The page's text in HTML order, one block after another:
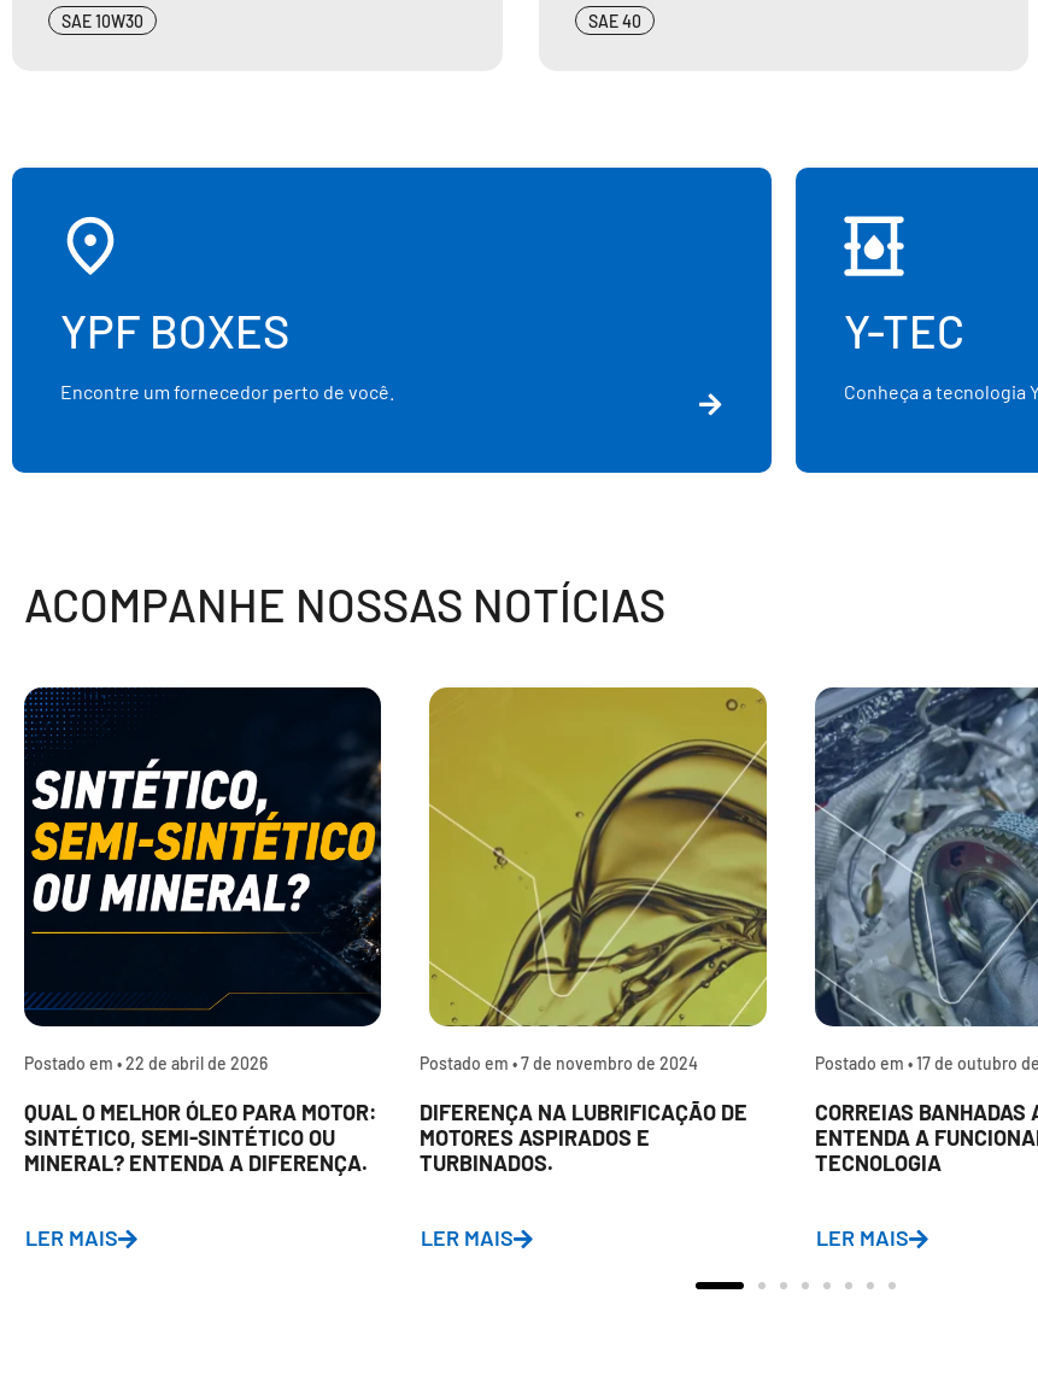
SAE 10W30 SAE 40
YPF BOXES
Encontre um fornecedor perto de você.
Y-TEC
Conheça a tecnologia
ACOMPANHE NOSSAS NOTÍCIAS
Postado em •22 de abril de 2026
QUAL O MELHOR ÓLEO PARA MOTOR:
SINTÉTICO, SEMI-SINTÉTICO OU
MINERAL? ENTENDA A DIFERENÇA.
LER MAIS
Postado em •7 de novembro de 2024
DIFERENÇA NA LUBRIFICAÇÃO DE
MOTORES ASPIRADOS E
TURBINADOS.
LER MAIS
Postado em •17 de outubro
CORREIAS BANHADAS
ENTENDA A
TECNOLOGIA
LER MAIS